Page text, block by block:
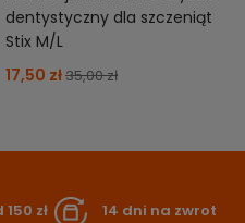
dentystyczny dla szczeniąt
Stix M/L
17,50 zł35,00 zł
zł 14 dni na zwrot